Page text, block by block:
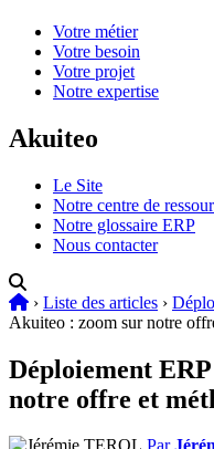
Votre métier
Votre besoin
Votre projet
Notre expertise
Akuiteo
Le Site
Notre centre de
Notre glossaire ERP
Nous contacter
› Liste des articles ›
Akuiteo : zoom sur notre
Déploiement
notre offre et